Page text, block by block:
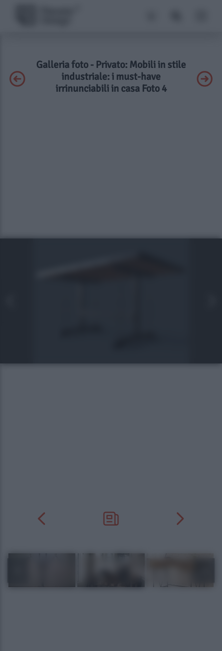
Galleria foto - Privato: Mobili in stile
industriale: i must-have
irrinunciabili in casa Foto 4